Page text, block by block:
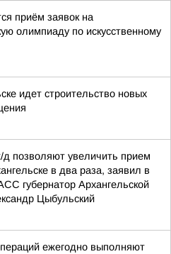
приём заявок на
олимпиаду по искусственному
идет строительство новых
позволяют увеличить прием
в два раза, заявил в
губернатор Архангельской
Цыбульский
ежегодно выполняют